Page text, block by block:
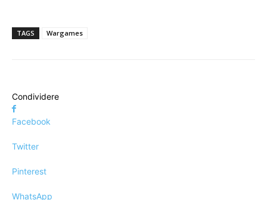
TAGS Wargames
Condividere
Facebook
Twitter
Pinterest
WhatsApp